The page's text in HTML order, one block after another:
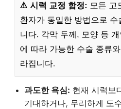
⚠️ 시력 교정 함정: 모든 고
환자가 동일한 방법으로 수
니다. 각막 두께, 모양 등
에 따라 가능한 수술 종류
라집니다.
과도한 욕심: 현재 시력보
기대하거나, 무리하게 도